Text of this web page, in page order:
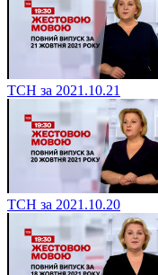
ТСН за 2021.10.21
ТСН за 2021.10.20